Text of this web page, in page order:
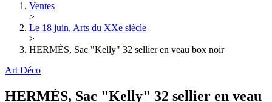
Ventes
>
Le 18 juin, Arts du XXe siècle
>
HERMÈS, Sac "Kelly" 32 sellier en veau box noir
Art Déco
HERMÈS, Sac "Kelly" 32 sellier en veau